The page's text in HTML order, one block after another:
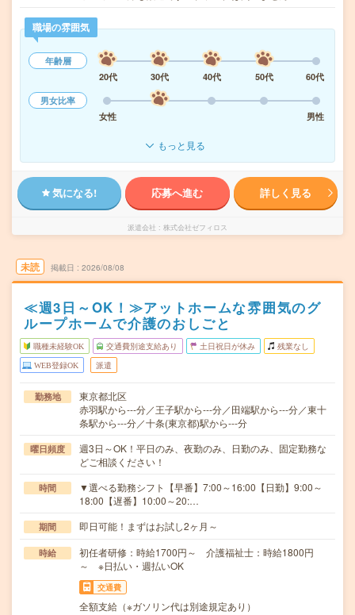
職場の雰囲気
年齢層
20代
30代 40代 50代
60代
男女比率
女性
男性
もっと見る
気になる! 応募へ進む 詳しく見る
派遣会社 株式会社ゼフィロス
未読 掲載日 2026/08/08
≪週3日～OK！≫アットホームな雰囲気のグ
ループホームで介護のおしごと
職種未経験OK 交通費別途支給あり 土日祝日が休み 残業なし
WEB登録OK 派遣
勤務地
東京都北区
赤羽駅から---分／王子駅から---分／田端駅から---分／東十
条駅から---分／十条(東京都)駅から---分
曜日頻度
週3日～OK！平日のみ、夜勤のみ、日勤のみ、固定勤務な
どご相談ください！
時間
▼選べる勤務シフト【早番】7:00～16:00【日勤】9:00～
18:00【遅番】10:00～20:…
期間 即日可能！まずはお試し2ヶ月～
時給
初任者研修：時給1700円～ 介護福祉士：時給1800円
～ ※日払い・週払いOK
交通費
全額支給（※ガソリン代は別途規定あり）